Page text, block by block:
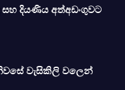
දියණිය අත්අඩංගුවට
වැසිකිලි වලෙන්